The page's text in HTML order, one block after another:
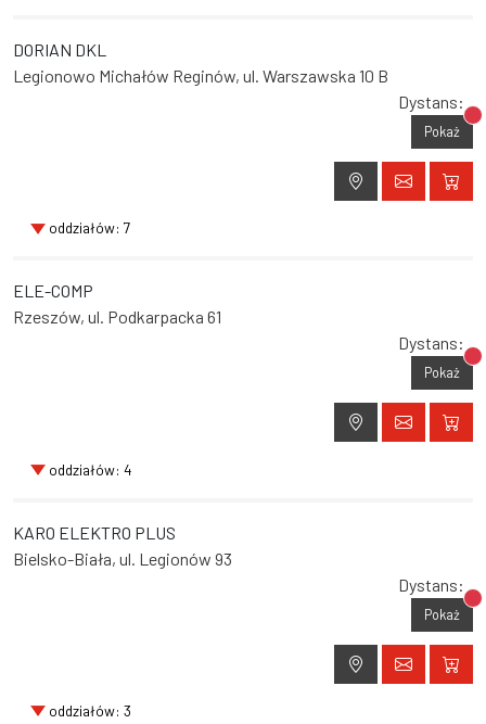
DORIAN DKL
Legionowo Michałów Reginów, ul. Warszawska 10 B
Dystans:
Pokaż
oddziałów: 7
ELE-COMP
Rzeszów, ul. Podkarpacka 61
Dystans:
Pokaż
oddziałów: 4
KARO ELEKTRO PLUS
Bielsko-Biała, ul. Legionów 93
Dystans:
Pokaż
oddziałów: 3